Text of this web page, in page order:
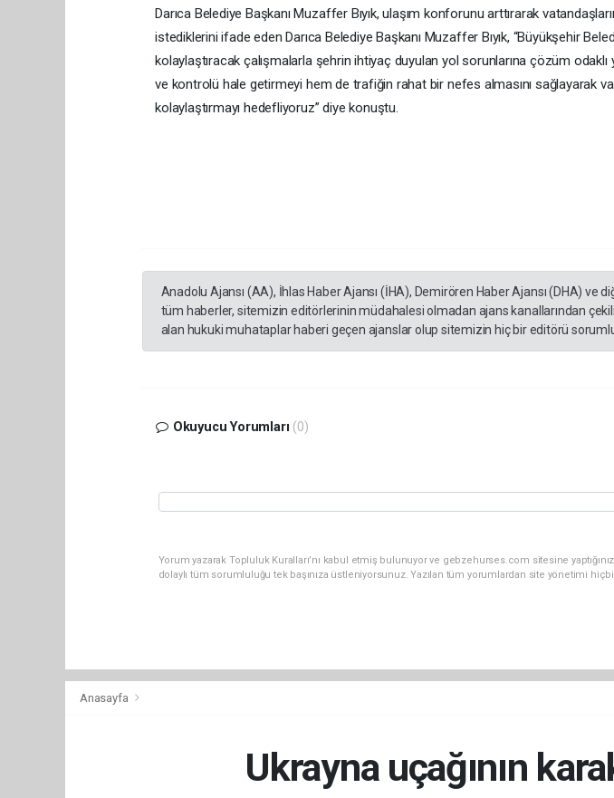
Darıca Belediye Başkanı Muzaffer Bıyık, ulaşım konforunu arttırarak
istediklerini ifade eden Darıca Belediye Başkanı Muzaffer Bıyık, “Büyükşehir
kolaylaştıracak çalışmalarla şehrin ihtiyaç duyulan yol sorunlarına çözüm odaklı
ve kontrolü hale getirmeyi hem de trafiğin rahat bir nefes almasını sağlayarak
kolaylaştırmayı hedefliyoruz” diye konuştu.
Anadolu Ajansı (AA), İhlas Haber Ajansı (İHA), Demirören Haber Ajansı (DHA) ve
tüm haberler, sitemizin editörlerinin müdahalesi olmadan ajans kanallarından
alan hukuki muhataplar haberi geçen ajanslar olup sitemizin hiç bir editörü
Okuyucu Yorumları (0)
Yorum yazarak Topluluk Kuralları’nı kabul etmiş bulunuyor ve gebzehurses.com sitesine
dolaylı tüm sorumluluğu tek başınıza üstleniyorsunuz. Yazılan tüm yorumlardan site yönetimi
Anasayfa
Ukrayna uçağının